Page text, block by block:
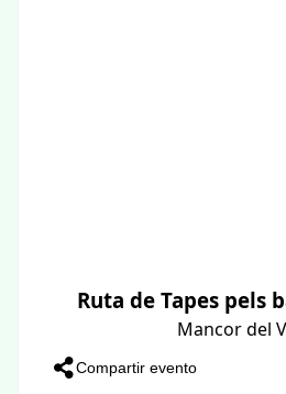
Ruta de Tapes pels
Mancor del
Compartir evento